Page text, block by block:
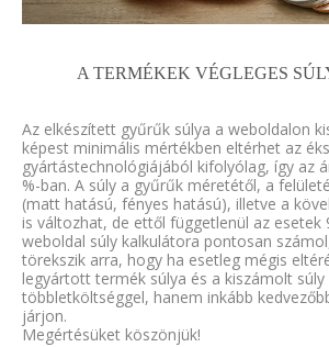
A TERMÉKEK VÉGLEGES
Az elkészített gyűrűk súlya a weboldalon
képest minimális mértékben eltérhet az
gyártástechnológiájából kifolyólag, így az
%-ban. A súly a gyűrűk méretétől, a
(matt hatású, fényes hatású), illetve a
is változhat, de ettől függetlenül az esetek
weboldal súly kalkulátora pontosan
törekszik arra, hogy ha esetleg mégis
legyártott termék súlya és a kiszámolt
többletköltséggel, hanem inkább
járjon.
Megértésüket köszönjük!